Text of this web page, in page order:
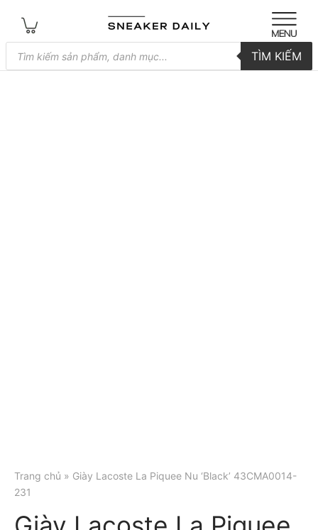
Tìm
kiếm
sản
TÌM KIẾM
Trang chủ » Giày Lacoste La Piquee Nu ‘Black’ 43CMA0014-
231